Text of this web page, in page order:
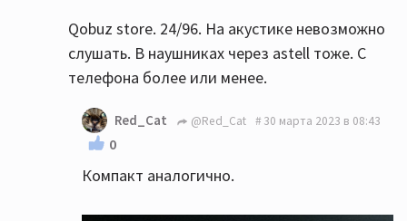
Qobuz store. 24/96. На акустике невозможно
слушать. В наушниках через astell тоже. С
телефона более или менее.
Red_Cat @Red_Cat 30 марта 2023 в 08:43
0
Компакт аналогично.